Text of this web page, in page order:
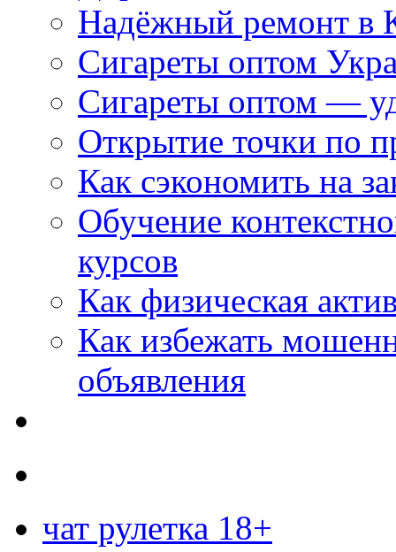
Надёжный ремонт в
Сигареты оптом
Сигареты оптом —
Открытие точки по
Как сэкономить на
Обучение
курсов
Как физическая
Как избежать
объявления
чат рулетка 18+